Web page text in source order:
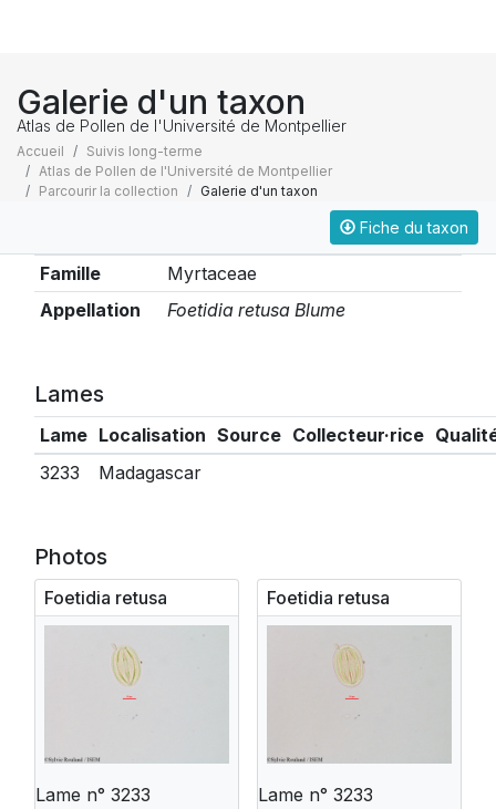
Galerie d'un taxon
Atlas de Pollen de l'Université de Montpellier
Accueil
Suivis long-terme
Atlas de Pollen de l'Université de Montpellier
Parcourir la collection
Galerie d'un taxon
Fiche du taxon
Famille
Myrtaceae
Appellation
Foetidia retusa Blume
Lames
Lame Localisation Source Collecteur·rice
3233
Madagascar
Photos
Foetidia retusa
Lame n° 3233
Foetidia retusa
Lame n° 3233